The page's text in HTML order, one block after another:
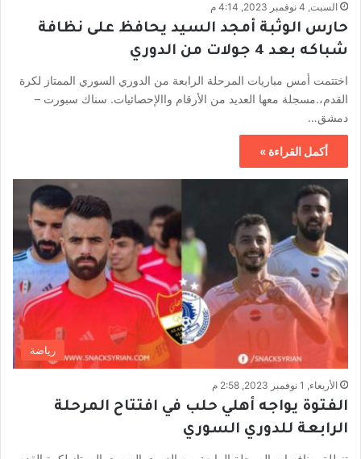
السبت, 4 نوفمبر 2023, 4:14 م
حارس الوثبة أمجد السيد يحافظ على نظافة
شباكه بعد 4 جولات من الدوري
اختتمت أمس مباريات المرحلة الرابعة من الدوري السوري الممتاز لكرة
القدم،.مسجلة معها العديد من الأرقام واالإحصائيات. سناك سبورت –
دمشق…
أكمل القراءة »
رياضة
الأربعاء, 1 نوفمبر 2023, 2:58 م
الفتوة يواجه أهلي حلب في افتتاح المرحلة
الرابعة للدوري السوري